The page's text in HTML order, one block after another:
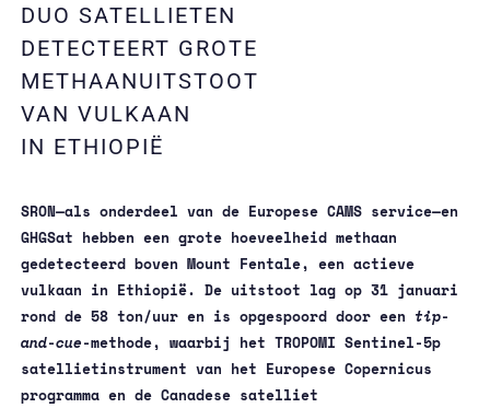
DUO SATELLIETEN
DETECTEERT GROTE
METHAANUITSTOOT
VAN VULKAAN
IN ETHIOPIË
SRON—als onderdeel van de Europese CAMS service—en
GHGSat hebben een grote hoeveelheid methaan
gedetecteerd boven Mount Fentale, een actieve
vulkaan in Ethiopië. De uitstoot lag op 31 januari
rond de 58 ton/uur en is opgespoord door een tip-
and-cue-methode, waarbij het TROPOMI Sentinel-5p
satellietinstrument van het Europese Copernicus
programma en de Canadese satelliet